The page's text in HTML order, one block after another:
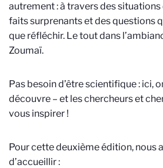
autrement : à travers des
faits surprenants et des questions
que réfléchir. Le tout dans
Zoumaï.
Pas besoin d’être scientifique : ici,
découvre – et les chercheurs et
vous inspirer !
Pour cette deuxième édition, nous
d’accueillir :